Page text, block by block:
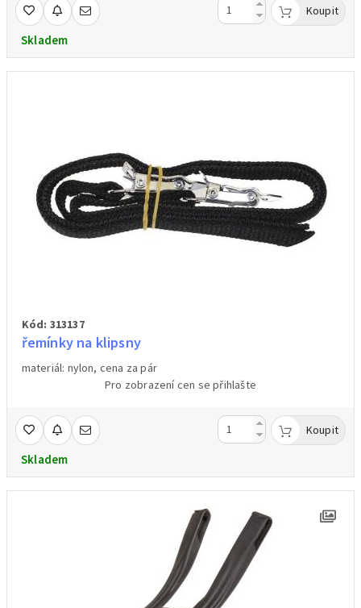
Skladem
Koupit
Kód: 313137
řemínky na klipsny
materiál: nylon, cena za pár
Pro zobrazení cen se přihlašte
Skladem
Koupit